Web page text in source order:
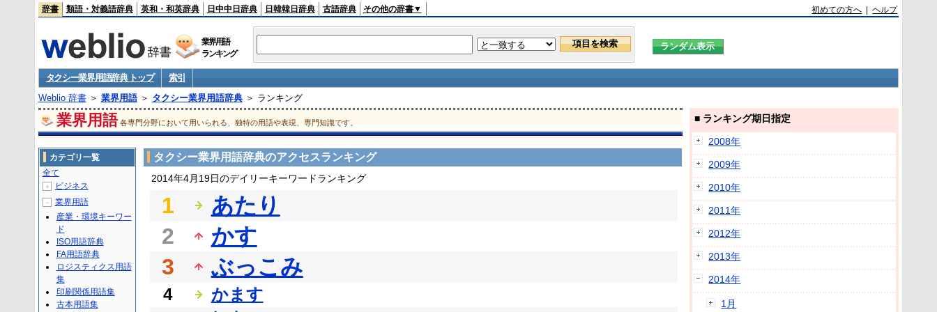
辞書 類語・対義語辞典 英和・和英辞典 日中中日辞典 日韓韓日辞典 古語辞典 その他の辞書▼ 初めての方へ |ヘルプ
業界用語
ランキング
タクシー業界用語辞典 トップ
索引
Weblio 辞書＞ 業界用語＞ タクシー業界用語辞典＞ ランキング
業界用語 各専門分野において用いられる、独特の用語や表現、専門知識です。
タクシー業界用語辞典のアクセスランキング
2014年4月19日のデイリーキーワードランキング
1
あたり
2
かす
3
ぶっこみ
4
かます
カテゴリ一覧
全て
＋ ビジネス
－
業界用語
産業・環境キーワー
ド
ISO用語辞典
FA用語辞典
ロジスティクス用語
集
印刷関係用語集
古本用語集
■ ランキング期日指定
2008年
2009年
2010年
2011年
2012年
2013年
2014年
1月